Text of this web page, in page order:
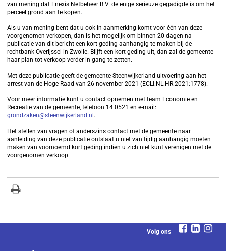
van mening dat Enexis Netbeheer B.V. de enige serieuze gegadigde is om het
perceel grond aan te kopen.
Als u van mening bent dat u ook in aanmerking komt voor één van deze
voorgenomen verkopen, dan is het mogelijk om binnen 20 dagen na
publicatie van dit bericht een kort geding aanhangig te maken bij de
rechtbank Overijssel in Zwolle. Blijft een kort geding uit, dan zal de gemeente
haar plan tot verkoop verder in gang te zetten.
Met deze publicatie geeft de gemeente Steenwijkerland uitvoering aan het
arrest van de Hoge Raad van 26 november 2021 (ECLI:NL:HR:2021:1778).
Voor meer informatie kunt u contact opnemen met team Economie en
Recreatie van de gemeente, telefoon 14 0521 en e-mail:
grondzaken@steenwijkerland.nl .
Het stellen van vragen of anderszins contact met de gemeente naar
aanleiding van deze publicatie ontslaat u niet van tijdig aanhangig moeten
maken van voornoemd kort geding indien u zich niet kunt verenigen met de
voorgenomen verkoop.
Volg ons